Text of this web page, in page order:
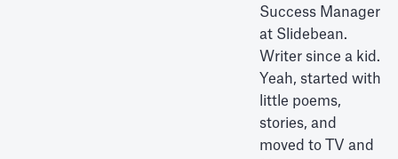
Success Manager
at Slidebean.
Writer since a kid.
Yeah, started with
little poems,
stories, and
moved to TV and